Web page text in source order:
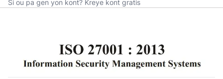
Si ou pa gen yon kont? Kreye kont gratis